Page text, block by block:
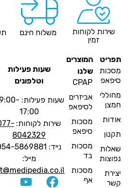
שירות לקוחות
זמין
משלוח חינם
מסכות
סיפאפ
מחוללי
חמצן
אודות
תקנון
שאלות
נפוצות
יצירת
קשר
המוצרים
שלנו
CPAP
אביזרים
לסיפאפ
מסכות
סיפאפ
מסכות
בד
מסכות
שעות פעילות
וטלפונים
שעות פעילות: 09:00-
17:00
שירות לקוחות:077-
8042329
נייד: 054-5869881
מייל: